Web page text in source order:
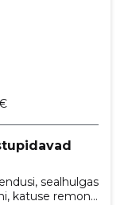
sealhulgas
katuse remonti